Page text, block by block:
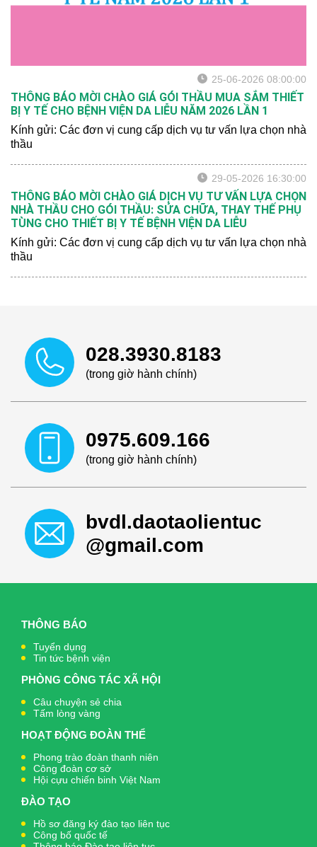
25-06-2026 08:00:00
THÔNG BÁO MỜI CHÀO GIÁ GÓI THẦU MUA SẮM THIẾT
BỊ Y TẾ CHO BỆNH VIỆN DA LIỄU NĂM 2026 LẦN 1
Kính gửi: Các đơn vị cung cấp dịch vụ tư vấn lựa chọn nhà
thầu
29-05-2026 16:30:00
THÔNG BÁO MỜI CHÀO GIÁ DỊCH VỤ TƯ VẤN LỰA CHỌN
NHÀ THẦU CHO GÓI THẦU: SỬA CHỮA, THAY THẾ PHỤ
TÙNG CHO THIẾT BỊ Y TẾ BỆNH VIỆN DA LIỄU
Kính gửi: Các đơn vị cung cấp dịch vụ tư vấn lựa chọn nhà
thầu
028.3930.8183
(trong giờ hành chính)
0975.609.166
(trong giờ hành chính)
bvdl.daotaolientuc
@gmail.com
THÔNG BÁO
Tuyển dụng
Tin tức bệnh viện
PHÒNG CÔNG TÁC XÃ HỘI
Câu chuyện sẻ chia
Tấm lòng vàng
HOẠT ĐỘNG ĐOÀN THỂ
Phong trào đoàn thanh niên
Công đoàn cơ sở
Hội cựu chiến binh Việt Nam
ĐÀO TẠO
Hồ sơ đăng ký đào tạo liên tục
Công bố quốc tế